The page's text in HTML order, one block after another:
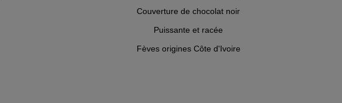
Couverture de chocolat noir
Puissante et racée
Fèves origines Côte d'Ivoire